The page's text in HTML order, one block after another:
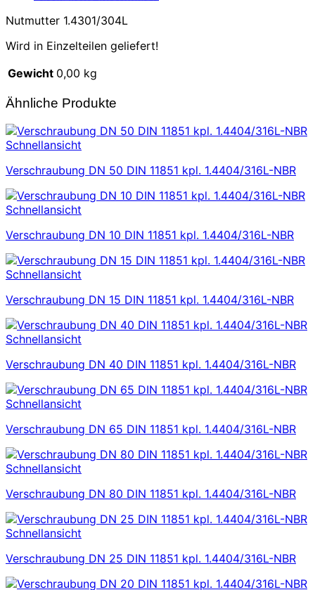
Nutmutter 1.4301/304L
Wird in Einzelteilen geliefert!
Gewicht 0,00 kg
Ähnliche Produkte
Schnellansicht
Verschraubung DN 50 DIN 11851 kpl. 1.4404/316L-NBR
Schnellansicht
Verschraubung DN 10 DIN 11851 kpl. 1.4404/316L-NBR
Schnellansicht
Verschraubung DN 15 DIN 11851 kpl. 1.4404/316L-NBR
Schnellansicht
Verschraubung DN 40 DIN 11851 kpl. 1.4404/316L-NBR
Schnellansicht
Verschraubung DN 65 DIN 11851 kpl. 1.4404/316L-NBR
Schnellansicht
Verschraubung DN 80 DIN 11851 kpl. 1.4404/316L-NBR
Schnellansicht
Verschraubung DN 25 DIN 11851 kpl. 1.4404/316L-NBR